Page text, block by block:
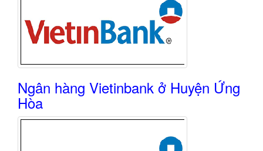
Ngân hàng Vietinbank ở Huyện Ứng
Hòa